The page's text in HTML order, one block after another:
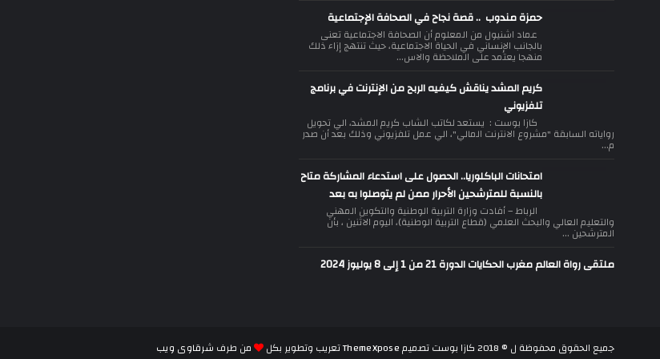
حمزة مندوب .. قصة نجاح في الصحافة الإجتماعية
عماد اشنيول من المعلوم أن الصحافة الاجتماعية تعنى
بالجانب الإنساني في الحياة الاجتماعية، حيث تنتهج إزاء ذلك
منهجا يعتمد على الملاحظة والاس...
كريم المشد يناقش كيفيه الربح من الإنترنت في برنامج
تلفزيوني
كازا بوست : يستعد لكاتب الشاب كريم المشد، الي تحويل
رواياته السابقة "مشروع الانترنت المالي"، الي عمل تلفزيوني وذلك بعد أن صدر
م...
امتحانات الباكلوريا.. الحصول على استدعاء المشاركة متاح
بالنسبة للمترشحين الأحرار ممن لم يتوصلوا به بعد
الرباط – أفادت وزارة التربية الوطنية والتكوين المهني
والتعليم العالي والبحث العلمي (قطاع التربية الوطنية)، اليوم الاثنين ، بأن
المترشحين ...
ملتقى رواة العالم مغرب الحكايات الدورة 21 من 1 إلى 8 يوليوز 2024
جميع الحقوق محفوظة ل ©2018كازا بوستتصميمThemeXposeتعريب وتطوير بكل من طرف شرقاوى ويب